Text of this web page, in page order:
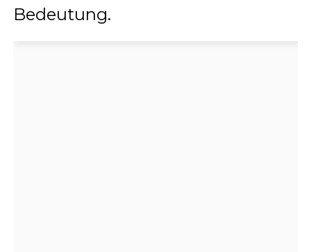
Bedeutung.